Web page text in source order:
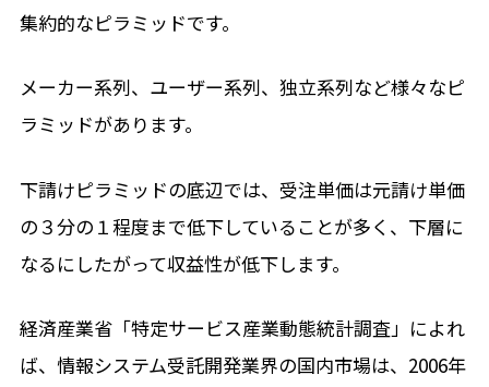
集約的なピラミッドです。
メーカー系列、ユーザー系列、独立系列など様々なピ
ラミッドがあります。
下請けピラミッドの底辺では、受注単価は元請け単価
の３分の１程度まで低下していることが多く、下層に
なるにしたがって収益性が低下します。
経済産業省「特定サービス産業動態統計調査」によれ
ば、情報システム受託開発業界の国内市場は、2006年